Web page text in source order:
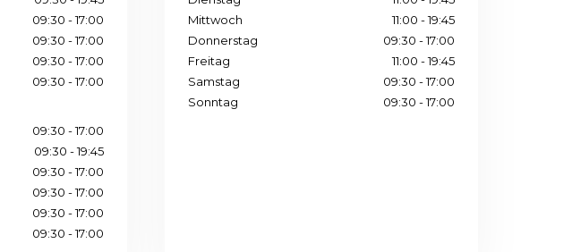
09:30 - 17:00
09:30 - 17:00
09:30 - 17:00
09:30 - 17:00
09:30 - 17:00
09:30 - 19:45
09:30 - 17:00
09:30 - 17:00
09:30 - 17:00
09:30 - 17:00
Mittwoch
11:00 - 19:45
Donnerstag
09:30 - 17:00
Freitag
11:00 - 19:45
Samstag
09:30 - 17:00
Sonntag
09:30 - 17:00